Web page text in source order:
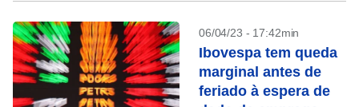
06/04/23 - 17:42min
Ibovespa tem queda
marginal antes de
feriado à espera de